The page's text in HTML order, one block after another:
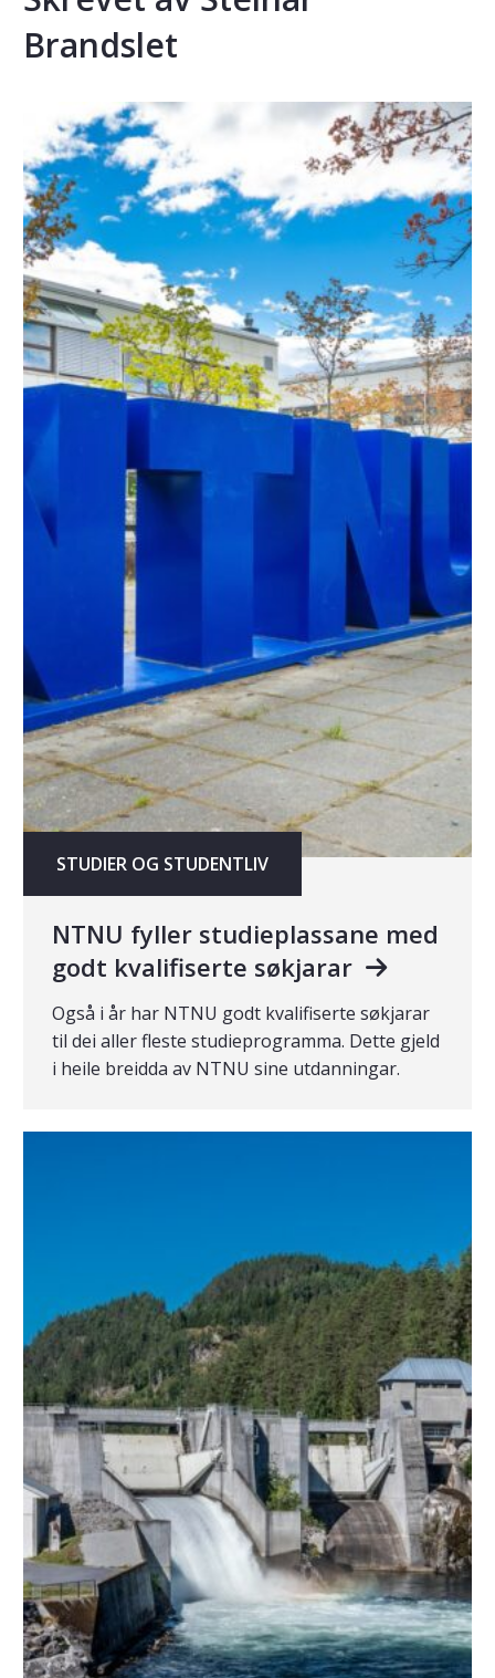
Brandslet
STUDIER OG STUDENTLIV
NTNU fyller studieplassane med
godt kvalifiserte søkjarar
Også i år har NTNU godt kvalifiserte søkjarar
til dei aller fleste studieprogramma. Dette gjeld
i heile breidda av NTNU sine utdanningar.